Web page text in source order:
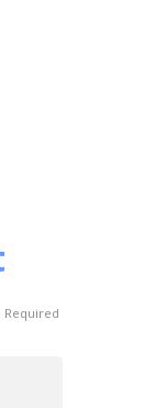
Required